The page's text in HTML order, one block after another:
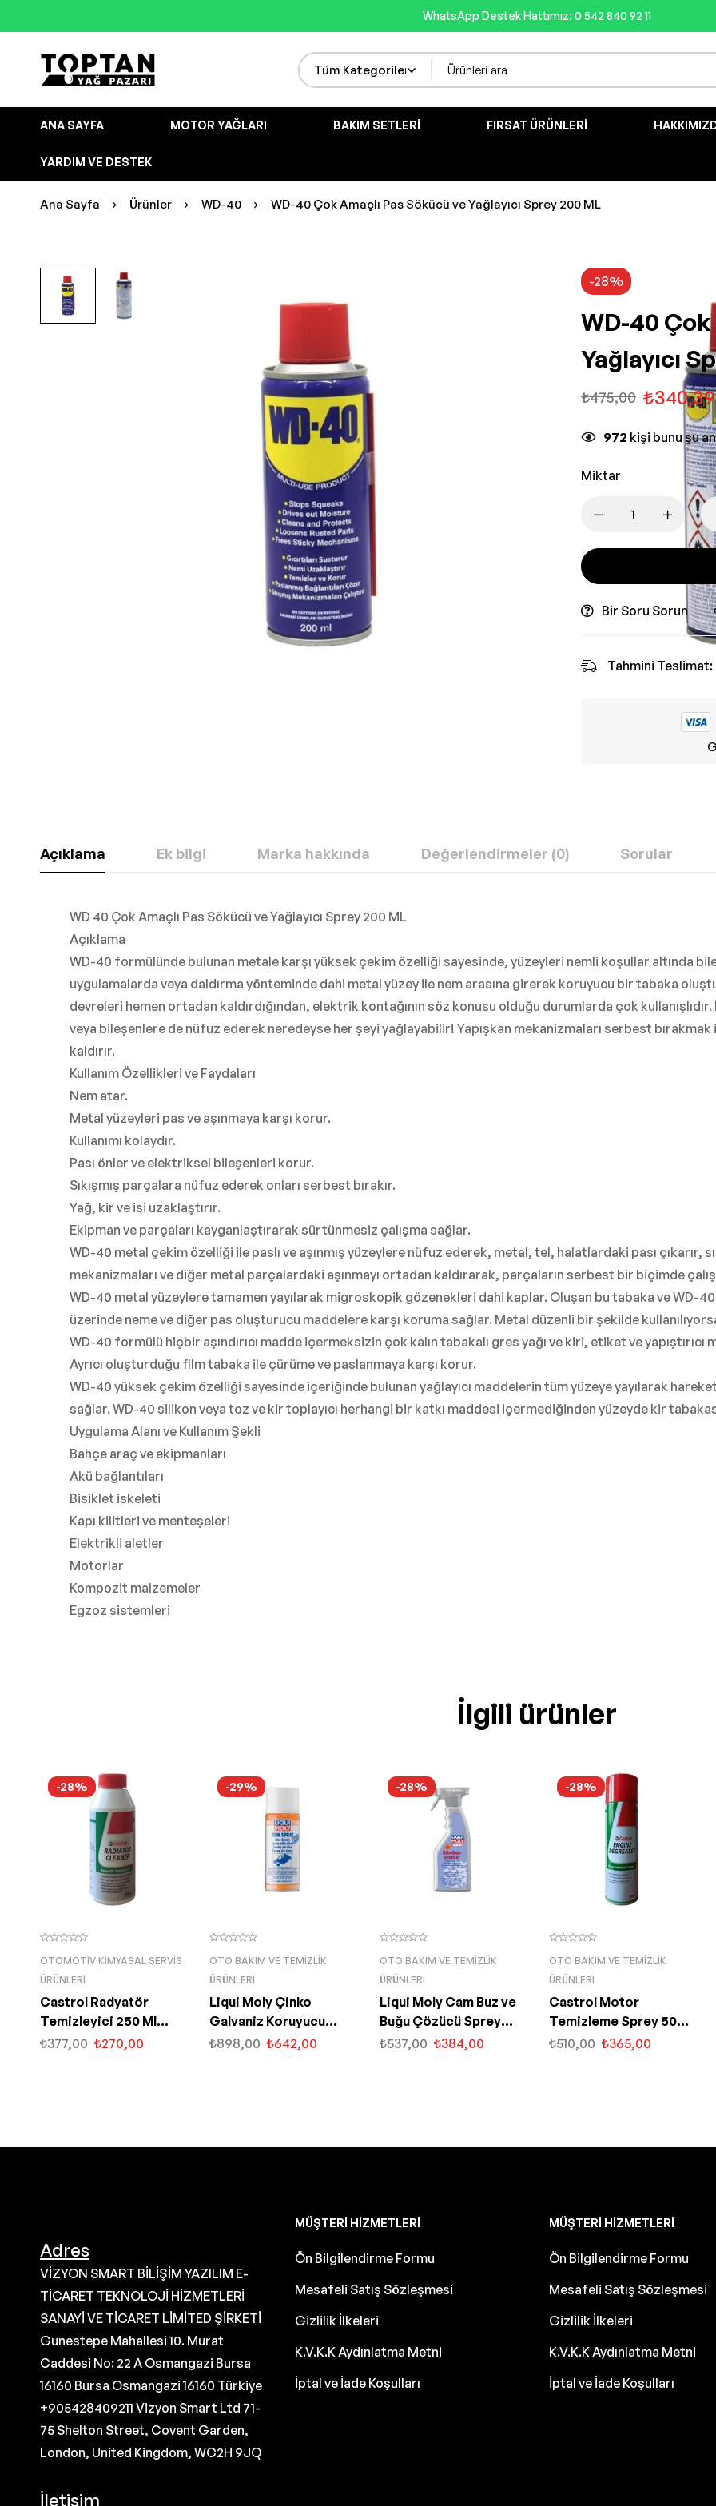
WhatsApp Destek Hattımız: 0 542 840 92 11
ANA SAYFA MOTOR YAĞLARI BAKIM SETLERI FIRSAT ÜRÜNLERI
YARDIM VE DESTEK
Ana Sayfa Ürünler WD-40 WD-40 Çok Amaçlı Pas Sökücü ve Yağlayıcı Sprey 200 ML
-28%
WD-40 Çok
Yağlayıcı
₺475,00 ₺340,39
972 kişi bunu şu
Miktar
Bir Soru Sorun
Tahmini Teslimat:
Açıklama Ek bilgi Marka hakkında Değerlendirmeler (0) Sorular
WD 40 Çok Amaçlı Pas Sökücü ve Yağlayıcı Sprey 200 ML
Açıklama
WD-40 formülünde bulunan metale karşı yüksek çekim özelliği sayesinde, yüzeyleri nemli koşullar altında
uygulamalarda veya daldırma yönteminde dahi metal yüzey ile nem arasına girerek koruyucu bir tabaka
devreleri hemen ortadan kaldırdığından, elektrik kontağının söz konusu olduğu durumlarda çok
veya bileşenlere de nüfuz ederek neredeyse her şeyi yağlayabilir! Yapışkan mekanizmaları serbest bırakmak
kaldırır.
Kullanım Özellikleri ve Faydaları
Nem atar.
Metal yüzeyleri pas ve aşınmaya karşı korur.
Kullanımı kolaydır.
Pası önler ve elektriksel bileşenleri korur.
Sıkışmış parçalara nüfuz ederek onları serbest bırakır.
Yağ, kir ve isi uzaklaştırır.
Ekipman ve parçaları kayganlaştırarak sürtünmesiz çalışma sağlar.
WD-40 metal çekim özelliği ile paslı ve aşınmış yüzeylere nüfuz ederek, metal, tel, halatlardaki pası çıkarır,
mekanizmaları ve diğer metal parçalardaki aşınmayı ortadan kaldırarak, parçaların serbest bir biçimde
WD-40 metal yüzeylere tamamen yayılarak migroskopik gözenekleri dahi kaplar. Oluşan bu tabaka ve WD-
üzerinde neme ve diğer pas oluşturucu maddelere karşı koruma sağlar. Metal düzenli bir şekilde
WD-40 formülü hiçbir aşındırıcı madde içermeksizin çok kalın tabakalı gres yağı ve kiri, etiket ve yapıştırıcı
Ayrıcı oluşturduğu film tabaka ile çürüme ve paslanmaya karşı korur.
WD-40 yüksek çekim özelliği sayesinde içeriğinde bulunan yağlayıcı maddelerin tüm yüzeye yayılarak
sağlar. WD-40 silikon veya toz ve kir toplayıcı herhangi bir katkı maddesi içermediğinden yüzeyde kir
Uygulama Alanı ve Kullanım Şekli
Bahçe araç ve ekipmanları
Akü bağlantıları
Bisiklet iskeleti
Kapı kilitleri ve menteşeleri
Elektrikli aletler
Motorlar
Kompozit malzemeler
Egzoz sistemleri
İlgili ürünler
-28%
OTOMOTIV KIMYASAL SERVIS
ÜRÜNLERI
Castrol Radyatör
Temizleyici 250 Ml
Radiator Cleaner
₺377,00 ₺270,00
-29%
OTO BAKIM VE TEMIZLIK
ÜRÜNLERI
Liqui Moly Çinko
Galvaniz Koruyucu
Sprey 400 ML (1540)
₺898,00 ₺642,00
-28%
OTO BAKIM VE TEMIZLIK
ÜRÜNLERI
Liqui Moly Cam Buz ve
Buğu Çözücü Sprey
500 ML (6902)
₺537,00 ₺384,00
-28%
OTO BAKIM VE TEMIZLIK
ÜRÜNLERI
Castrol Motor
Temizleme Sprey 500
Ml Engine Degreaser
₺510,00 ₺365,00
Adres
VİZYON SMART BİLİŞİM YAZILIM E-
TİCARET TEKNOLOJİ HİZMETLERİ
SANAYİ VE TİCARET LİMİTED ŞİRKETİ
Gunestepe Mahallesi 10. Murat
Caddesi No: 22 A Osmangazi Bursa
16160 Bursa Osmangazi 16160 Türkiye
+905428409211 Vizyon Smart Ltd 71-
75 Shelton Street, Covent Garden,
London, United Kingdom, WC2H 9JQ
İletişim
MÜŞTERI HIZMETLERI
Ön Bilgilendirme Formu
Mesafeli Satış Sözleşmesi
Gizlilik İlkeleri
K.V.K.K Aydınlatma Metni
İptal ve İade Koşulları
MÜŞTERI HIZMETLERI
Ön Bilgilendirme Formu
Mesafeli Satış Sözleşmesi
Gizlilik İlkeleri
K.V.K.K Aydınlatma Metni
İptal ve İade Koşulları